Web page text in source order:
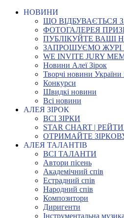
НОВИНИ
ЩО ВІДБУВАЄТЬСЯ
ФОТОГАЛЕРЕЯ
ПУБЛІКУЙТЕ ВАШІ
ЗАПРОШУЄМО ЖУРІ
WE INVITE JURY
Новини Алеї Зірок
Творчі новини України
Конкурси
Швидкі новини
Всі новини
АЛЕЯ ЗІРОК
ВСІ ЗІРКИ
STAR CHART |
ОТРИМАЙТЕ
АЛЕЯ ТАЛАНТІВ
ВСІ ТАЛАНТИ
Автори пісень
Академічний спів
Естрадний спів
Народний спів
Композитори
Диригенти
Інструментальна музика